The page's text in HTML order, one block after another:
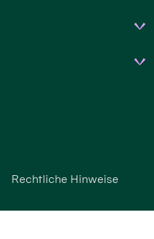
Rechtliche Hinweise